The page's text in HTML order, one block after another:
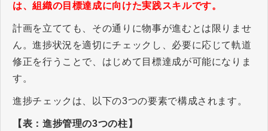
は、組織の目標達成に向けた実践スキルです。
計画を立てても、その通りに物事が進むとは限りませ
ん。進捗状況を適切にチェックし、必要に応じて軌道
修正を行うことで、はじめて目標達成が可能になりま
す。
進捗チェックは、以下の3つの要素で構成されます。
【表：進捗管理の3つの柱】